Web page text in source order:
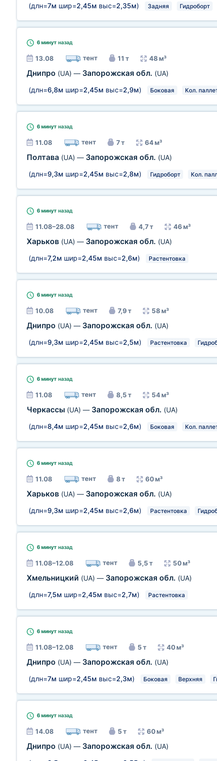
(длн=7м шир=2,45м выс=2,35м) Задняя Гидроборт
6 минут назад
13.08 тент 11 т 48 м³
Днипро (UA) — Запорожская обл. (UA)
(длн=6,8м шир=2,45м выс=2,9м) Боковая Кол.
6 минут назад
11.08 тент 7 т 64 м³
Полтава (UA) — Запорожская обл. (UA)
(длн=9,3м шир=2,45м выс=2,8м) Гидроборт Кол.
6 минут назад
11.08–28.08 тент 4,7 т 46 м³
Харьков (UA) — Запорожская обл. (UA)
(длн=7,2м шир=2,45м выс=2,6м) Растентовка
6 минут назад
10.08 тент 7,9 т 58 м³
Днипро (UA) — Запорожская обл. (UA)
(длн=9,3м шир=2,45м выс=2,5м) Растентовка
6 минут назад
11.08 тент 8,5 т 54 м³
Черкассы (UA) — Запорожская обл. (UA)
(длн=8,4м шир=2,45м выс=2,6м) Боковая Кол.
6 минут назад
11.08 тент 8 т 60 м³
Харьков (UA) — Запорожская обл. (UA)
(длн=9,3м шир=2,45м выс=2,6м) Растентовка
6 минут назад
11.08–12.08 тент 5,5 т 50 м³
Хмельницкий (UA) — Запорожская обл. (UA)
(длн=7,5м шир=2,45м выс=2,7м) Растентовка
6 минут назад
11.08–12.08 тент 5 т 40 м³
Днипро (UA) — Запорожская обл. (UA)
(длн=7м шир=2,45м выс=2,3м) Боковая Верхняя
6 минут назад
14.08 тент 5 т 60 м³
Днипро (UA) — Запорожская обл. (UA)